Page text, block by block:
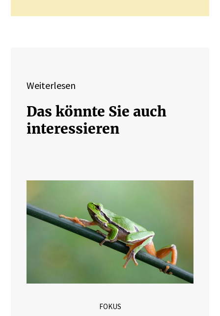
Weiterlesen
Das könnte Sie auch
interessieren
FOKUS